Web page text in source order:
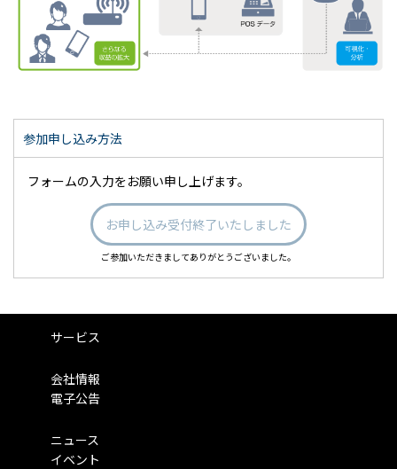
参加申し込み方法
フォームの入力をお願い申し上げます。
お申し込み受付終了いたしました
ご参加いただきましてありがとうございました。
サービス
会社情報
電子公告
ニュース
イベント